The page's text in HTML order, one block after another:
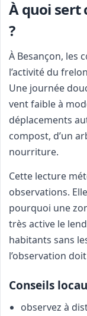
À quoi sert
?
À Besançon, les
l’activité du
Une journée
vent faible à
déplacements
compost, d’un
nourriture.
Cette lecture
observations.
pourquoi une
très active le
habitants sans
l’observation
Conseils
observez à